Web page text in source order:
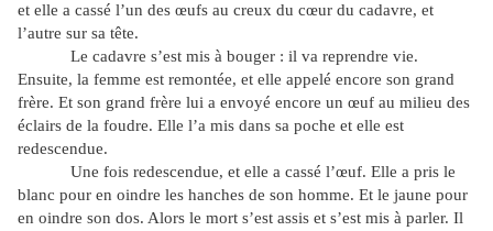
et elle a cassé l’un des œufs au creux du cœur du cadavre, et
l’autre sur sa tête.
Le cadavre s’est mis à bouger : il va reprendre vie.
Ensuite, la femme est remontée, et elle appelé encore son grand
frère. Et son grand frère lui a envoyé encore un œuf au milieu des
éclairs de la foudre. Elle l’a mis dans sa poche et elle est
redescendue.
Une fois redescendue, et elle a cassé l’œuf. Elle a pris le
blanc pour en oindre les hanches de son homme. Et le jaune pour
en oindre son dos. Alors le mort s’est assis et s’est mis à parler. Il